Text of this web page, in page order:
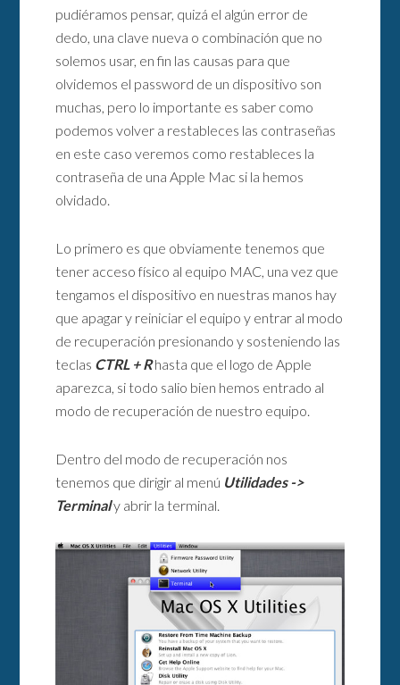
pudiéramos pensar, quizá el algún error de
dedo, una clave nueva o combinación que no
solemos usar, en fin las causas para que
olvidemos el password de un dispositivo son
muchas, pero lo importante es saber como
podemos volver a restableces las contraseñas
en este caso veremos como restableces la
contraseña de una Apple Mac si la hemos
olvidado.
Lo primero es que obviamente tenemos que
tener acceso físico al equipo MAC, una vez que
tengamos el dispositivo en nuestras manos hay
que apagar y reiniciar el equipo y entrar al modo
de recuperación presionando y sosteniendo las
teclas CTRL + Rhasta que el logo de Apple
aparezca, si todo salio bien hemos entrado al
modo de recuperación de nuestro equipo.
Dentro del modo de recuperación nos
tenemos que dirigir al menú Utilidades ->
Terminaly abrir la terminal.